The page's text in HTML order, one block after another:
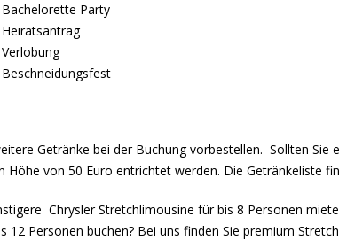
Bachelorette Party
Heiratsantrag
Verlobung
Beschneidungsfest
Getränke bei der Buchung vorbestellen. Sollten Sie
Höhe von 50 Euro entrichtet werden. Die Getränkeliste
Chrysler Stretchlimousine für bis 8 Personen
12 Personen buchen? Bei uns finden Sie premium